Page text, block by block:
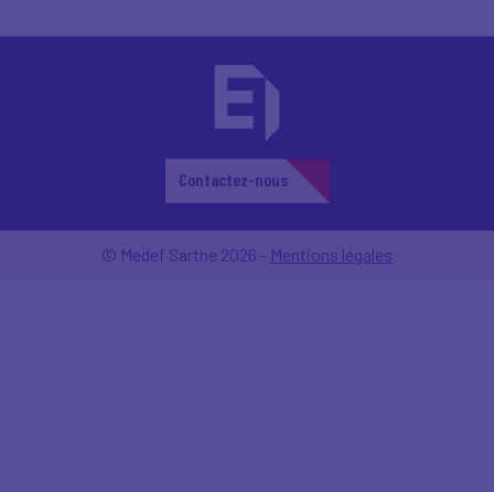
Contactez-nous
© Medef Sarthe 2026 - Mentions légales